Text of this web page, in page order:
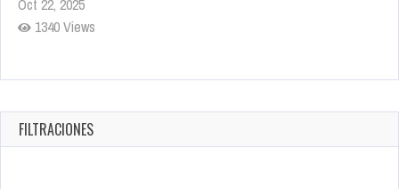
Oct 22, 2025
1340 Views
Revive el terror: El conjuro 4: Últimos ritos ya está disponible
Oct 20, 2025
1382 Views
FILTRACIONES